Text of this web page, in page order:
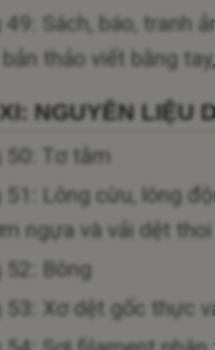
49: Sách, báo, tranh
thảo viết bằng
NGUYÊN LIỆU
50: Tơ tằm
51: Lông cừu, lông
ngựa và vải dệt
52: Bông
53: Xơ dệt gốc thực